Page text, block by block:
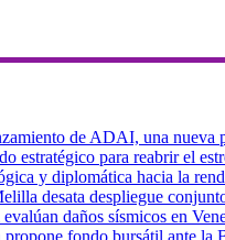
de ADAI, una nueva
estratégico para reabrir el
y diplomática hacia la
desata despliegue
daños sísmicos en
fondo bursátil ante la